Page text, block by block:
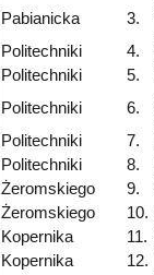
Pabianicka
3.
Politechniki 4.
Politechniki
5.
Politechniki
6.
Politechniki 7.
Politechniki
8.
Żeromskiego
9.
Żeromskiego
10.
Kopernika
11.
Kopernika
12.